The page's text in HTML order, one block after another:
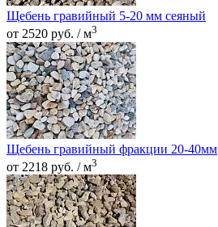
Щебень гравийный 5-20 мм сеяный
от 2520 руб. / м3
Щебень гравийный фракции 20-40мм
от 2218 руб. / м3